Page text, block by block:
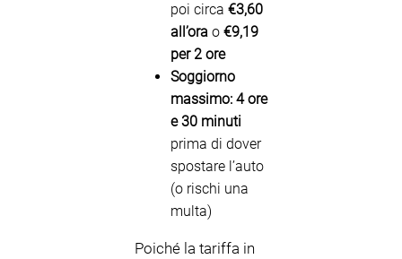
poi circa €3,60
all’ora o €9,19
per 2 ore
Soggiorno
massimo: 4 ore
e 30 minuti
prima di dover
spostare l’auto
(o rischi una
multa)
Poiché la tariffa in